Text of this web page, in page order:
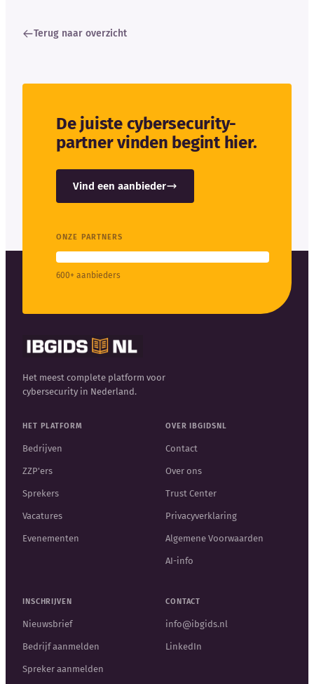
Terug naar overzicht
De juiste cybersecurity-
partner vinden begint hier.
Vind een aanbieder
ONZE PARTNERS
600+ aanbieders
Het meest complete platform voor
cybersecurity in Nederland.
HET PLATFORM
Bedrijven
ZZP'ers
Sprekers
Vacatures
Evenementen
OVER IBGIDSNL
Contact
Over ons
Trust Center
Privacyverklaring
Algemene Voorwaarden
AI-info
INSCHRIJVEN
Nieuwsbrief
Bedrijf aanmelden
Spreker aanmelden
CONTACT
info@ibgids.nl
LinkedIn